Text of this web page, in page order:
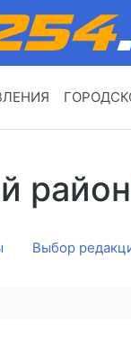
район
Выбор